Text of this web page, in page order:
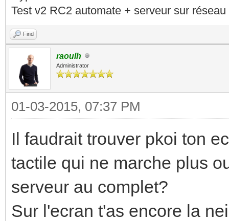
Test v2 RC2 automate + serveur sur
Find
raoulh
Administrator
01-03-2015, 07:37 PM
Il faudrait trouver pkoi ton
tactile qui ne marche plus
serveur au complet?
Sur l'ecran t'as encore la